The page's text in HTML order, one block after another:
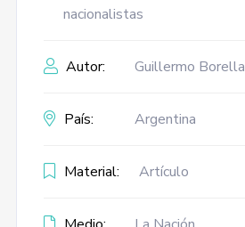
nacionalistas
Autor: Guillermo Borella
País: Argentina
Material: Artículo